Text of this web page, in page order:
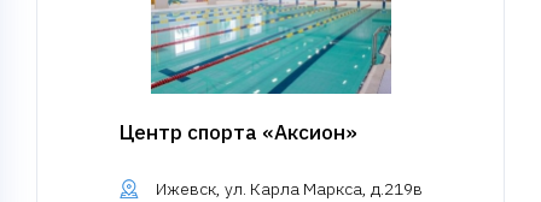
Центр спорта «Аксион»
Ижевск, ул. Карла Маркса, д.219в